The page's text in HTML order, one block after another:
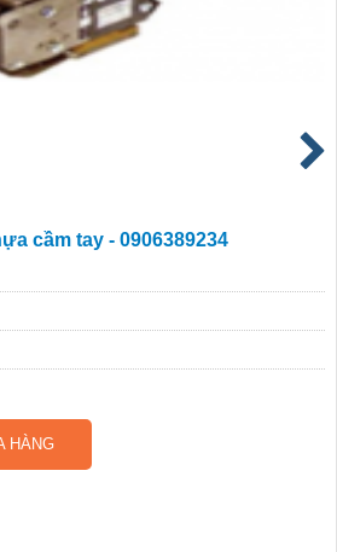
cầm tay - 0906389234
HÀNG